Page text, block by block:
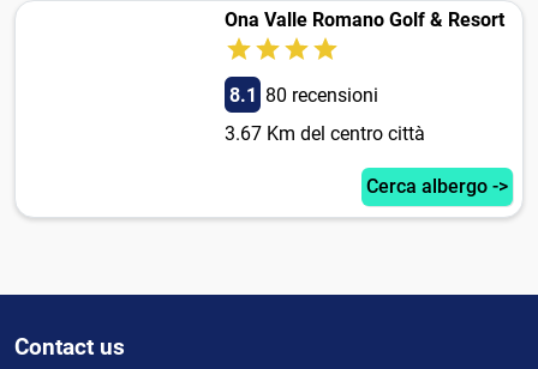
Ona Valle Romano Golf & Resort
8.1 80 recensioni
3.67 Km del centro città
Cerca albergo ->
Contact us